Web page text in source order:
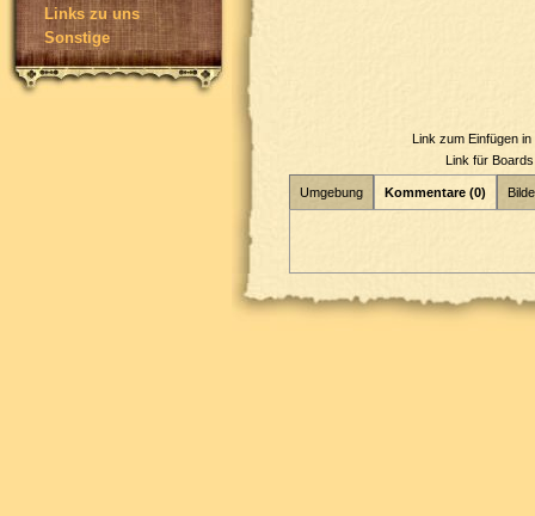
Links zu uns
Sonstige
Link zum Einfügen
Link für
Umgebung Kommentare (0)